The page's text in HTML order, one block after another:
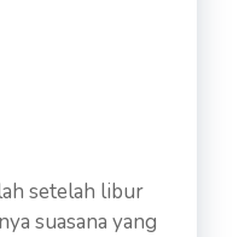
setelah libur
suasana yang